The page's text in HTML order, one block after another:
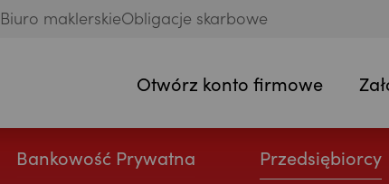
Biuro maklerskieObligacje skarbowe
Otwórz konto firmowe
Bankowość Prywatna Przedsiębiorcy